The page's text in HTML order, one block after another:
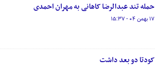
حمله تند عبدالرضا کاهانی به مهران احمدی
۱۷ بهمن ۰۴ - ۱۵:۳۷
کودتا دو بعد داشت